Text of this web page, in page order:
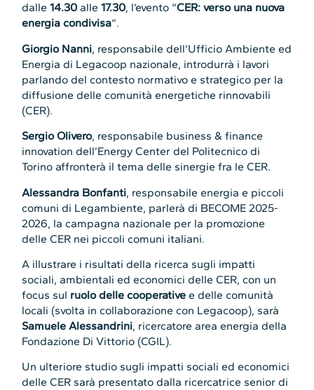
dalle14.30 alle17.30, l’evento “CER: verso una nuova
energia condivisa“.
Giorgio Nanni, responsabile dell’Ufficio Ambiente ed
Energia di Legacoop nazionale, introdurrà i lavori
parlando del contesto normativo e strategico per la
diffusione delle comunità energetiche rinnovabili
(CER).
Sergio Olivero, responsabile business & finance
innovation dell’Energy Center del Politecnico di
Torino affronterà il tema delle sinergie fra le CER.
Alessandra Bonfanti, responsabile energia e piccoli
comuni di Legambiente, parlerà di BECOME 2025-
2026, la campagna nazionale per la promozione
delle CER nei piccoli comuni italiani.
A illustrare i risultati della ricerca sugli impatti
sociali, ambientali ed economici delle CER, con un
focus sul ruolo delle cooperativee delle comunità
locali (svolta in collaborazione con Legacoop), sarà
Samuele Alessandrini, ricercatore area energia della
Fondazione Di Vittorio (CGIL).
Un ulteriore studio sugli impatti sociali ed economici
delle CER sarà presentato dalla ricercatrice senior di